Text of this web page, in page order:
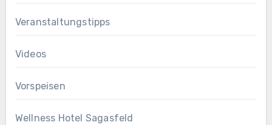
Veranstaltungstipps
Videos
Vorspeisen
Wellness Hotel Sagasfeld